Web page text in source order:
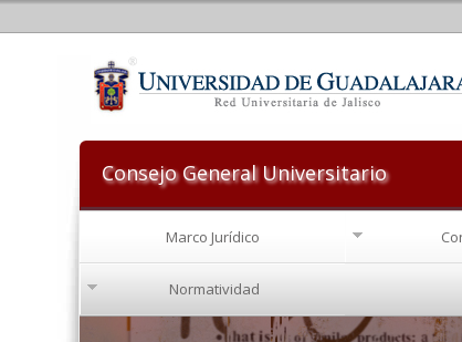
Consejo General Universitario
Marco Jurídico
Normatividad